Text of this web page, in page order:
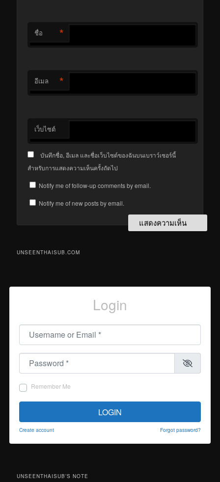
ชื่อ *
อีเมล *
เว็บไซต์
บันทึกชื่อ, อีเมล และชื่อเว็บไซต์ของฉันบนเบราว์เซอร์นี้
สำหรับการแสดงความเห็นครั้งถัดไป
Notify me of follow-up comments by email.
Notify me of new posts by email.
UNSEENTHAISUB.COM
Login
Username or Email
Password
Remember Me
LOGIN
Create account Forgot password?
UNSEENTHAISUB’S NOTE